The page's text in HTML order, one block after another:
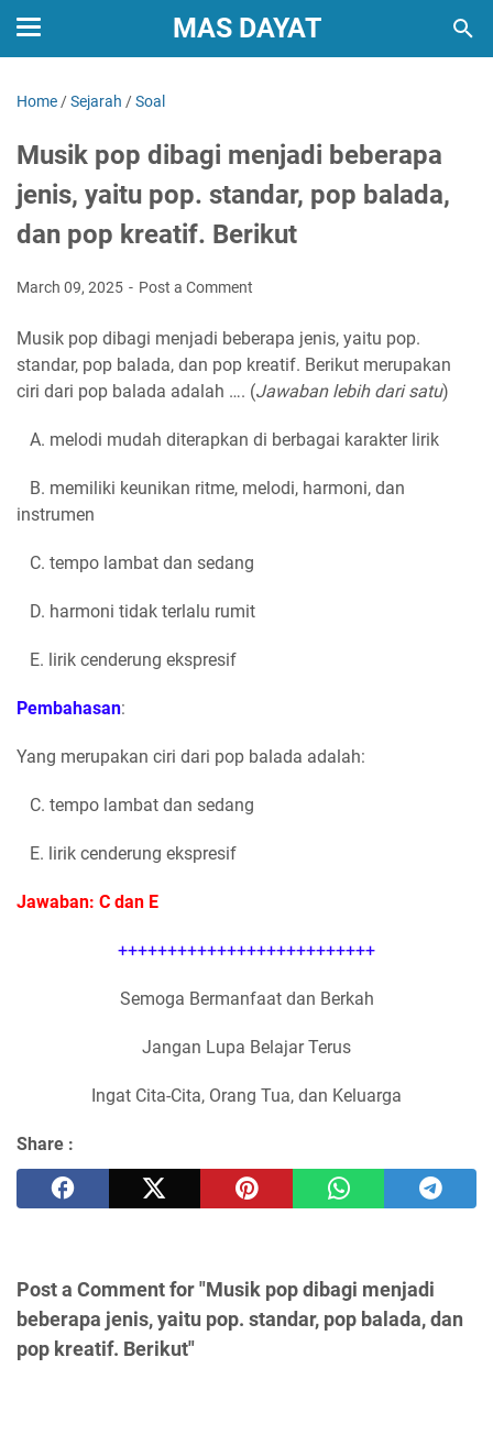
MAS DAYAT
Home /Sejarah /Soal
Musik pop dibagi menjadi beberapa
jenis, yaitu pop. standar, pop balada,
dan pop kreatif. Berikut
March 09, 2025 Post a Comment
Musik pop dibagi menjadi beberapa jenis, yaitu pop.
standar, pop balada, dan pop kreatif. Berikut merupakan
ciri dari pop balada adalah …. (Jawaban lebih dari satu)
A. melodi mudah diterapkan di berbagai karakter lirik
B. memiliki keunikan ritme, melodi, harmoni, dan
instrumen
C. tempo lambat dan sedang
D. harmoni tidak terlalu rumit
E. lirik cenderung ekspresif
Pembahasan:
Yang merupakan ciri dari pop balada adalah:
C. tempo lambat dan sedang
E. lirik cenderung ekspresif
Jawaban: C dan E
++++++++++++++++++++++++++
Semoga Bermanfaat dan Berkah
Jangan Lupa Belajar Terus
Ingat Cita-Cita, Orang Tua, dan Keluarga
Share :
Post a Comment for "Musik pop dibagi menjadi
beberapa jenis, yaitu pop. standar, pop balada, dan
pop kreatif. Berikut"